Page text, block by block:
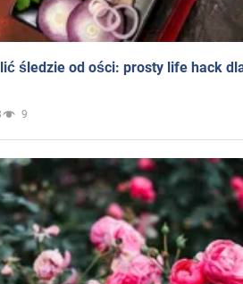
śledzie od ości: prosty life hack
9